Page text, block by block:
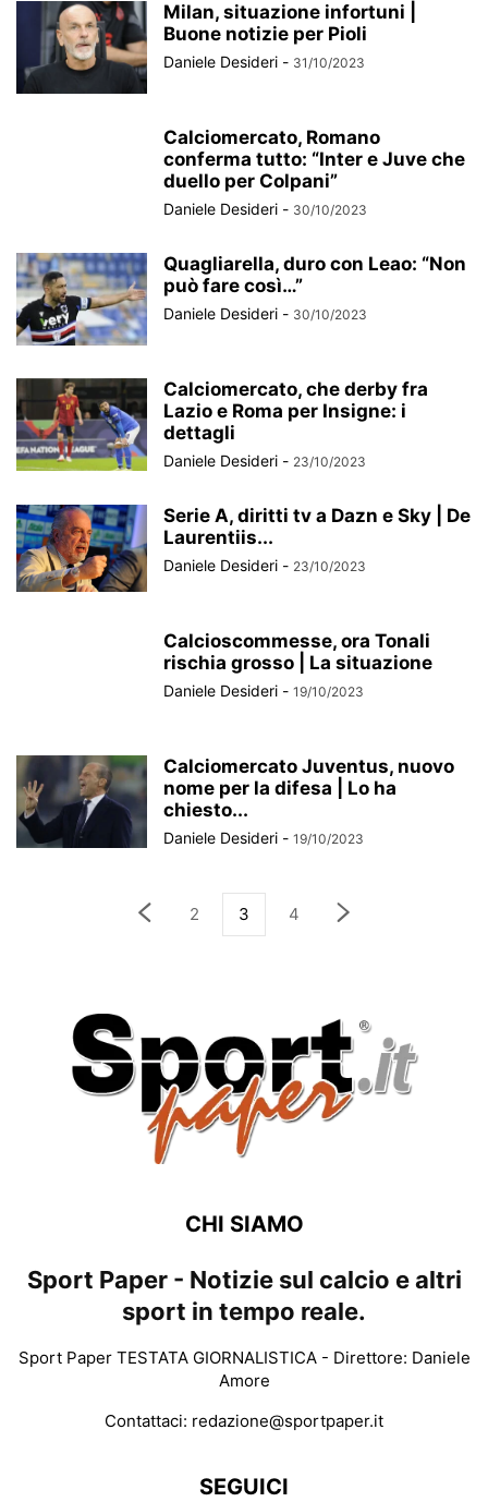
Milan, situazione infortuni |
Buone notizie per Pioli
Daniele Desideri - 31/10/2023
Calciomercato, Romano
conferma tutto: “Inter e Juve che
duello per Colpani”
Daniele Desideri - 30/10/2023
Quagliarella, duro con Leao: “Non
può fare così…”
Daniele Desideri - 30/10/2023
Calciomercato, che derby fra
Lazio e Roma per Insigne: i
dettagli
Daniele Desideri - 23/10/2023
Serie A, diritti tv a Dazn e Sky | De
Laurentiis...
Daniele Desideri - 23/10/2023
Calcioscommesse, ora Tonali
rischia grosso | La situazione
Daniele Desideri - 19/10/2023
Calciomercato Juventus, nuovo
nome per la difesa | Lo ha
chiesto...
Daniele Desideri - 19/10/2023
2 3 4
CHI SIAMO
Sport Paper - Notizie sul calcio e altri
sport in tempo reale.
Sport Paper TESTATA GIORNALISTICA - Direttore: Daniele
Amore
Contattaci: redazione@sportpaper.it
SEGUICI